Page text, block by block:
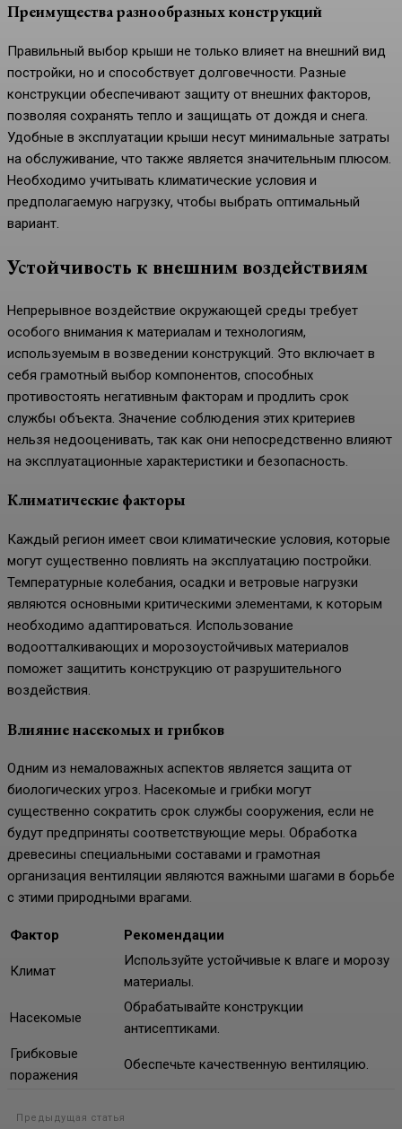
Преимущества разнообразных конструкций
Правильный выбор крыши не только влияет на внешний вид
постройки, но и способствует долговечности. Разные
конструкции обеспечивают защиту от внешних факторов,
позволяя сохранять тепло и защищать от дождя и снега.
Удобные в эксплуатации крыши несут минимальные затраты
на обслуживание, что также является значительным плюсом.
Необходимо учитывать климатические условия и
предполагаемую нагрузку, чтобы выбрать оптимальный
вариант.
Устойчивость к внешним воздействиям
Непрерывное воздействие окружающей среды требует
особого внимания к материалам и технологиям,
используемым в возведении конструкций. Это включает в
себя грамотный выбор компонентов, способных
противостоять негативным факторам и продлить срок
службы объекта. Значение соблюдения этих критериев
нельзя недооценивать, так как они непосредственно влияют
на эксплуатационные характеристики и безопасность.
Климатические факторы
Каждый регион имеет свои климатические условия, которые
могут существенно повлиять на эксплуатацию постройки.
Температурные колебания, осадки и ветровые нагрузки
являются основными критическими элементами, к которым
необходимо адаптироваться. Использование
водоотталкивающих и морозоустойчивых материалов
поможет защитить конструкцию от разрушительного
воздействия.
Влияние насекомых и грибков
Одним из немаловажных аспектов является защита от
биологических угроз. Насекомые и грибки могут
существенно сократить срок службы сооружения, если не
будут предприняты соответствующие меры. Обработка
древесины специальными составами и грамотная
организация вентиляции являются важными шагами в борьбе
с этими природными врагами.
Фактор Рекомендации
Климат
Используйте устойчивые к влаге и морозу
материалы.
Насекомые
Обрабатывайте конструкции
антисептиками.
Грибковые
поражения
Обеспечьте качественную вентиляцию.
Предыдущая статья